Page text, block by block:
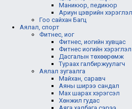
Маникюр, педикюр
Ариун цэврийн хэрэглэл
Гоо сайхан Багц
Аялал, спорт
Фитнес, иог
Фитнес, иогийн хувцас
Фитнес иогийн хэрэглэл
Дасгалын төхөөрөмж
Тураах галбиржуулагч
Аялал зугаалга
Майхан, саравч
Аяны ширээ сандал
Мах шарах хэрэгсэл
Хөнжил гудас